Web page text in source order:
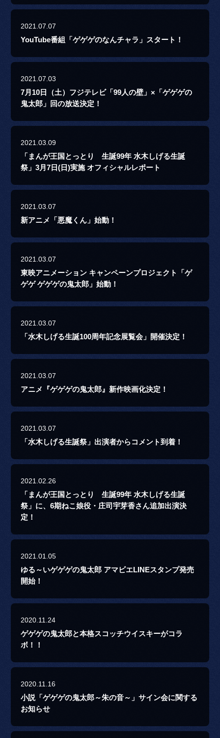
2021.07.07
YouTube番組「ゲゲゲのなんチャラ」スタート！
2021.07.03
7月10日（土）フジテレビ「99人の壁」×「ゲゲゲの
鬼太郎」回の放送決定！
2021.03.09
「まんが王国とっとり 生誕99年 水木しげる生誕
祭」3月7日(日)実施 オフィシャルレポート
2021.03.07
新アニメ「悪魔くん」始動！
2021.03.07
東映アニメーション キャンペーンプロジェクト「ゲ
ゲゲ ゲゲゲの鬼太郎」始動！
2021.03.07
「水木しげる生誕100周年記念展覧会」開催決定！
2021.03.07
アニメ『ゲゲゲの鬼太郎』新作映画化決定！
2021.03.07
「水木しげる生誕祭」出演者からコメント到着！
2021.02.26
「まんが王国とっとり 生誕99年 水木しげる生誕
祭」に、6期ねこ娘役・庄司宇芽香さん追加出演決
定！
2021.01.05
ゆる～いゲゲゲの鬼太郎 アマビエLINEスタンプ発売
開始！
2020.11.24
ゲゲゲの鬼太郎と本格スコッチウイスキーがコラ
ボ！！
2020.11.16
小説「ゲゲゲの鬼太郎～朱の音～」サイン会に関する
お知らせ